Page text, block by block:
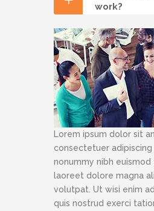
work?
Lorem ipsum dolor sit
consectetuer
nonummy nibh
laoreet dolore magna
volutpat. Ut wisi enim
quis nostrud exerci